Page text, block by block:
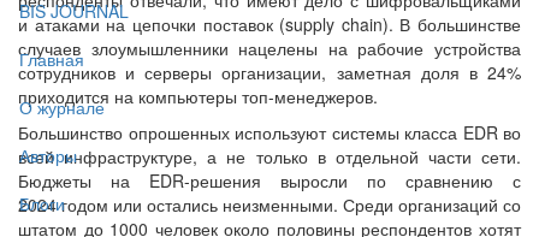
BIS JOURNAL
Главная
О журнале
Авторы
Блоги
и атаками на цепочки поставок (supply chain). В большинстве
случаев злоумышленники нацелены на рабочие устройства
сотрудников и серверы организации, заметная доля в 24%
приходится на компьютеры топ-менеджеров.
Большинство опрошенных используют системы класса EDR во
всей инфраструктуре, а не только в отдельной части сети.
Бюджеты на EDR-решения выросли по сравнению с
2024 годом или остались неизменными. Среди организаций со
штатом до 1000 человек около половины респондентов хотят